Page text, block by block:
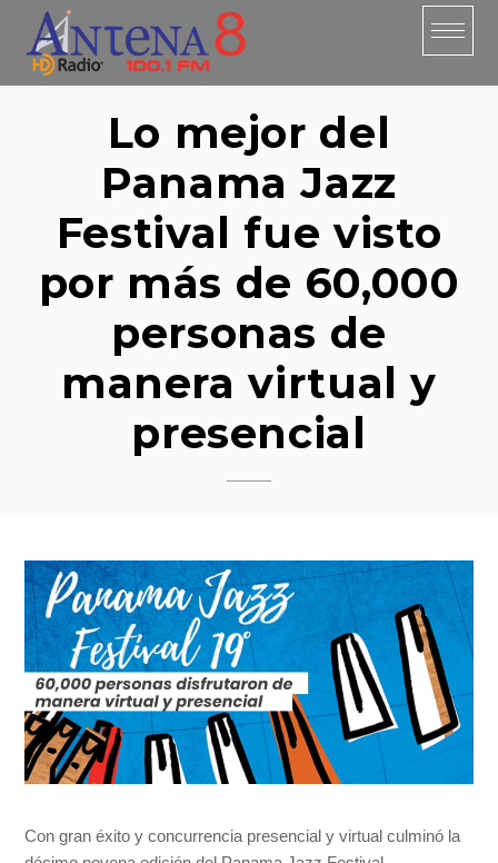
content
Lo mejor del
Panama Jazz
Festival fue visto
por más de 60,000
personas de
manera virtual y
presencial
Con gran éxito y concurrencia presencial y virtual culminó la